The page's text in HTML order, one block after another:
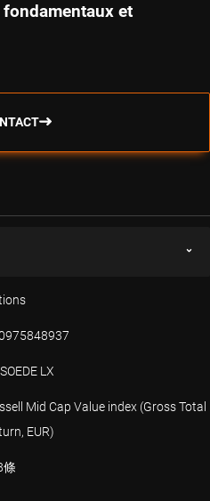
et
LX
Mid Cap Value index (Gross Total
EUR)
信息
條